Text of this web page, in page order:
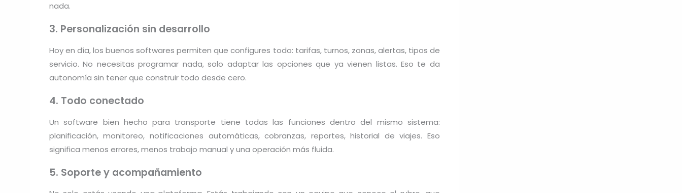
nada.
3. Personalización sin desarrollo
Hoy en día, los buenos softwares permiten que configures todo: tarifas, turnos, zonas, alertas, tipos de
servicio. No necesitas programar nada, solo adaptar las opciones que ya vienen listas. Eso te da
autonomía sin tener que construir todo desde cero.
4. Todo conectado
Un software bien hecho para transporte tiene todas las funciones dentro del mismo sistema:
planificación, monitoreo, notificaciones automáticas, cobranzas, reportes, historial de viajes. Eso
significa menos errores, menos trabajo manual y una operación más fluida.
5. Soporte y acompañamiento